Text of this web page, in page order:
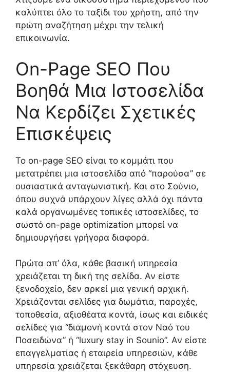
καλύπτει όλο το ταξίδι του χρήστη, από την
πρώτη αναζήτηση μέχρι την τελική
επικοινωνία.
On-Page SEO Που
Βοηθά Μια Ιστοσελίδα
Να Κερδίζει Σχετικές
Επισκέψεις
Το on-page SEO είναι το κομμάτι που
μετατρέπει μια ιστοσελίδα από “παρούσα” σε
ουσιαστικά ανταγωνιστική. Και στο Σούνιο,
όπου συχνά υπάρχουν λίγες αλλά όχι πάντα
καλά οργανωμένες τοπικές ιστοσελίδες, το
σωστό on-page optimization μπορεί να
δημιουργήσει γρήγορα διαφορά.
Πρώτα απ’ όλα, κάθε βασική υπηρεσία
χρειάζεται τη δική της σελίδα. Αν είστε
ξενοδοχείο, δεν αρκεί μια γενική αρχική.
Χρειάζονται σελίδες για δωμάτια, παροχές,
τοποθεσία, αξιοθέατα κοντά, ίσως και ειδικές
σελίδες για “διαμονή κοντά στον Ναό του
Ποσειδώνα” ή “luxury stay in Sounio”. Αν είστε
επαγγελματίας ή εταιρεία υπηρεσιών, κάθε
υπηρεσία χρειάζεται ξεκάθαρη στόχευση.